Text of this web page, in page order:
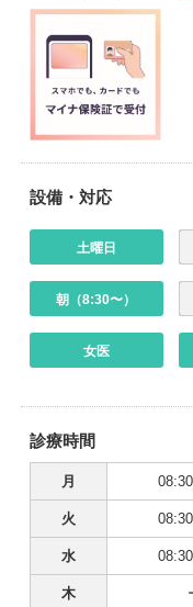
設備・対応
土曜日
朝（8:30〜）
女医
診療時間
月
火
水
木